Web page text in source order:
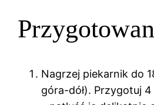
Nagrzej piekarnik do
góra-dół). Przygotuj